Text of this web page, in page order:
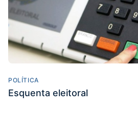
POLÍTICA
Esquenta eleitoral